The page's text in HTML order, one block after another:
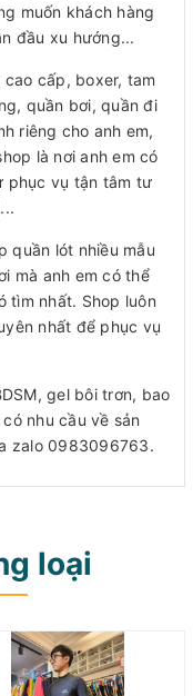
muốn khách hàng
đầu xu hướng...
cấp, boxer, tam
quần bơi, quần đi
riêng cho anh em,
là nơi anh em có
phục vụ tận tâm tư
quần lót nhiều mẫu
mà anh em có thể
tìm nhất. Shop luôn
nhất để phục vụ
gel bôi trơn, bao
nhu cầu về sản
zalo 0983096763.
loại